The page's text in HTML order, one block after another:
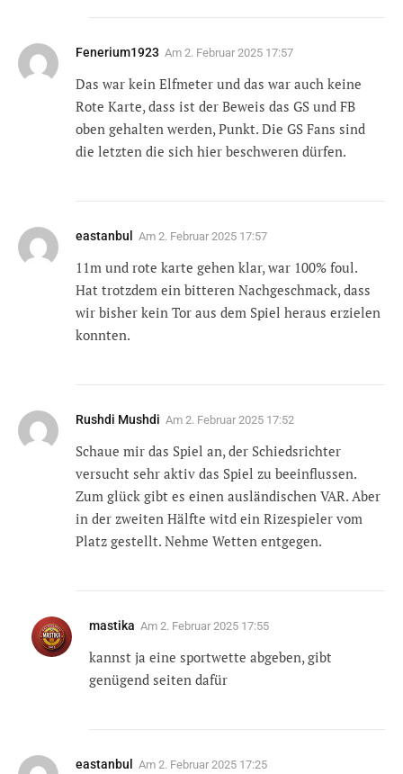
Fenerium1923 Am 2. Februar 2025 17:57
Das war kein Elfmeter und das war auch keine
Rote Karte, dass ist der Beweis das GS und FB
oben gehalten werden, Punkt. Die GS Fans sind
die letzten die sich hier beschweren dürfen.
eastanbul Am 2. Februar 2025 17:57
11m und rote karte gehen klar, war 100% foul.
Hat trotzdem ein bitteren Nachgeschmack, dass
wir bisher kein Tor aus dem Spiel heraus erzielen
konnten.
Rushdi Mushdi Am 2. Februar 2025 17:52
Schaue mir das Spiel an, der Schiedsrichter
versucht sehr aktiv das Spiel zu beeinflussen.
Zum glück gibt es einen ausländischen VAR. Aber
in der zweiten Hälfte witd ein Rizespieler vom
Platz gestellt. Nehme Wetten entgegen.
mastika Am 2. Februar 2025 17:55
kannst ja eine sportwette abgeben, gibt
genügend seiten dafür
eastanbul Am 2. Februar 2025 17:25